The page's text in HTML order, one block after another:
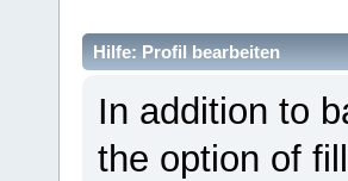
Hilfe: Profil bearbeiten
In addition to
the option of